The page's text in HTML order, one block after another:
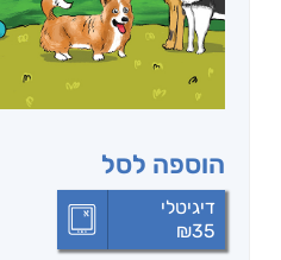
הוספה לסל
דיגיטלי
₪35